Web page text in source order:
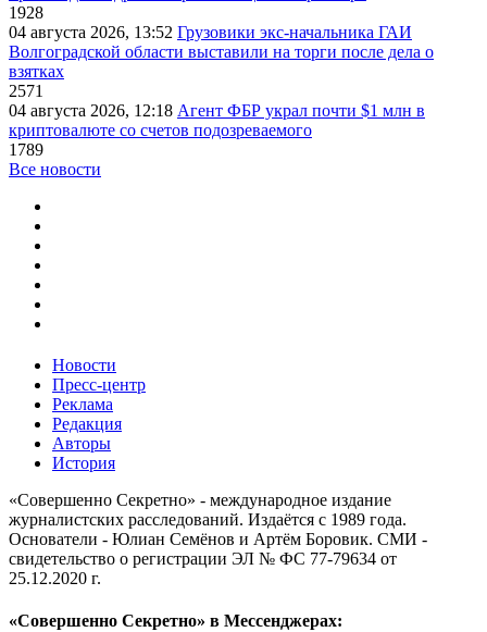
1928
04 августа 2026, 13:52 Грузовики экс-начальника ГАИ
Волгоградской области выставили на торги после дела о
взятках
2571
04 августа 2026, 12:18 Агент ФБР украл почти $1 млн в
криптовалюте со счетов подозреваемого
1789
Все новости
Новости
Пресс-центр
Реклама
Редакция
Авторы
История
«Совершенно Секретно» - международное издание
журналистских расследований. Издаётся с 1989 года.
Основатели - Юлиан Семёнов и Артём Боровик. CМИ -
свидетельство о регистрации ЭЛ № ФС 77-79634 от
25.12.2020 г.
«Совершенно Секретно» в Мессенджерах: